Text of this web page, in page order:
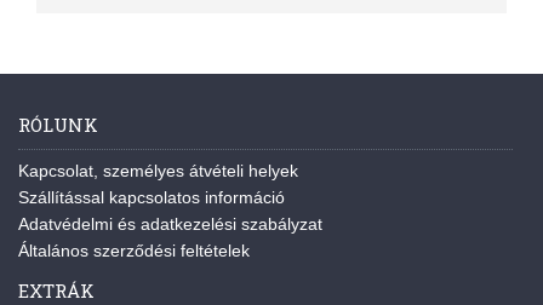
RÓLUNK
Kapcsolat, személyes átvételi helyek
Szállítással kapcsolatos információ
Adatvédelmi és adatkezelési szabályzat
Általános szerződési feltételek
EXTRÁK